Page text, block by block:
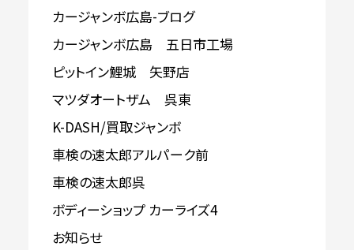
カージャンボ広島-ブログ
カージャンボ広島 五日市工場
ピットイン鯉城 矢野店
マツダオートザム 呉東
K-DASH/買取ジャンボ
車検の速太郎アルパーク前
車検の速太郎呉
ボディーショップ カーライズ4
お知らせ